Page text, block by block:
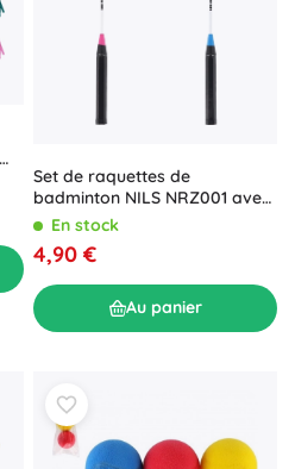
Set de raquettes de
badminton NILS NRZ001 avec
volant en nylon, rose‑bleu
En stock
4,90 €
Au panier